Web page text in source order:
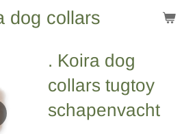
dog collars
. Koira dog
collars tugtoy
schapenvacht